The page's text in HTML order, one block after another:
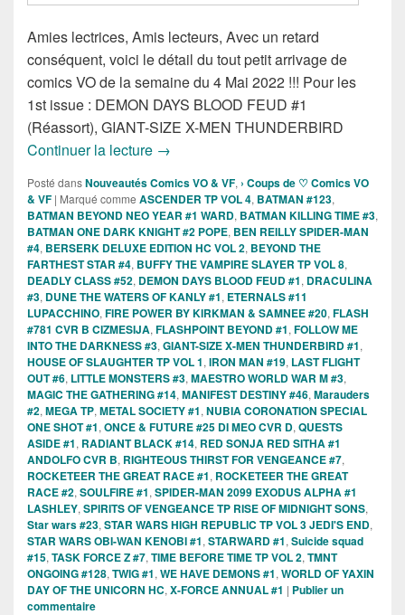
Amies lectrices, Amis lecteurs, Avec un retard
conséquent, voici le détail du tout petit arrivage de
comics VO de la semaine du 4 Mai 2022 !!! Pour les
1st issue : DEMON DAYS BLOOD FEUD #1
(Réassort), GIANT-SIZE X-MEN THUNDERBIRD
Continuer la lecture Sorties des comics VO de la semaine
→
Posté dansNouveautés Comics VO & VF, › Coups de ♡ Comics VO
& VF | Marqué comme ASCENDER TP VOL 4, BATMAN #123,
BATMAN BEYOND NEO YEAR #1 WARD, BATMAN KILLING TIME #3,
BATMAN ONE DARK KNIGHT #2 POPE, BEN REILLY SPIDER-MAN
#4, BERSERK DELUXE EDITION HC VOL 2, BEYOND THE
FARTHEST STAR #4, BUFFY THE VAMPIRE SLAYER TP VOL 8,
DEADLY CLASS #52, DEMON DAYS BLOOD FEUD #1, DRACULINA
#3, DUNE THE WATERS OF KANLY #1, ETERNALS #11
LUPACCHINO, FIRE POWER BY KIRKMAN & SAMNEE #20, FLASH
#781 CVR B CIZMESIJA, FLASHPOINT BEYOND #1, FOLLOW ME
INTO THE DARKNESS #3, GIANT-SIZE X-MEN THUNDERBIRD #1,
HOUSE OF SLAUGHTER TP VOL 1, IRON MAN #19, LAST FLIGHT
OUT #6, LITTLE MONSTERS #3, MAESTRO WORLD WAR M #3,
MAGIC THE GATHERING #14, MANIFEST DESTINY #46, Marauders
#2, MEGA TP, METAL SOCIETY #1, NUBIA CORONATION SPECIAL
ONE SHOT #1, ONCE & FUTURE #25 DI MEO CVR D, QUESTS
ASIDE #1, RADIANT BLACK #14, RED SONJA RED SITHA #1
ANDOLFO CVR B, RIGHTEOUS THIRST FOR VENGEANCE #7,
ROCKETEER THE GREAT RACE #1, ROCKETEER THE GREAT
RACE #2, SOULFIRE #1, SPIDER-MAN 2099 EXODUS ALPHA #1
LASHLEY, SPIRITS OF VENGEANCE TP RISE OF MIDNIGHT SONS,
Star wars #23, STAR WARS HIGH REPUBLIC TP VOL 3 JEDI'S END,
STAR WARS OBI-WAN KENOBI #1, STARWARD #1, Suicide squad
#15, TASK FORCE Z #7, TIME BEFORE TIME TP VOL 2, TMNT
ONGOING #128, TWIG #1, WE HAVE DEMONS #1, WORLD OF YAXIN
DAY OF THE UNICORN HC, X-FORCE ANNUAL #1 | Publier un
commentaire